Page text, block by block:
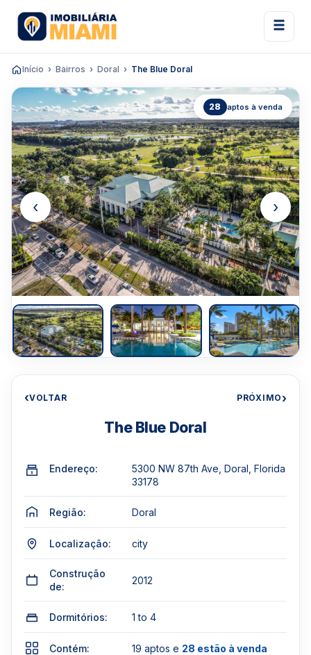
Início Bairros Doral The Blue Doral
28 aptos à venda
‹ ›
‹VOLTAR PRÓXIMO›
The Blue Doral
Endereço:
5300 NW 87th Ave, Doral, Florida
33178
Região: Doral
Localização: city
Construção
de:
2012
Dormitórios: 1 to 4
Contém: 19 aptos e 28 estão à venda